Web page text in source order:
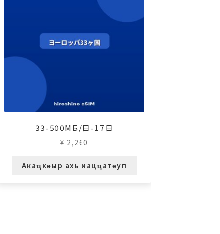
33-500МБ/日-17日
¥ 2,260
Акаҵкәыр ахь иацҵатәуп